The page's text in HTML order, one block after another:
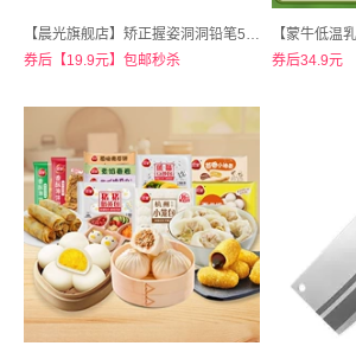
【晨光旗舰店】矫正握姿洞洞铅笔50支
券后【19.9元】包邮秒杀
券后34.9元